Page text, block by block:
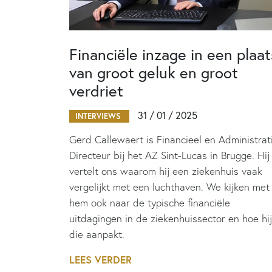
Financiële inzage in een
van groot geluk en groot
verdriet
INTERVIEWS 31 / 01 / 2025
Gerd Callewaert is Financieel en
Directeur bij het AZ Sint-Lucas in Brugge. Hij
vertelt ons waarom hij een ziekenhuis vaak
vergelijkt met een luchthaven. We kijken met
hem ook naar de typische financiële
uitdagingen in de ziekenhuissector en hoe hij
die aanpakt.
LEES VERDER